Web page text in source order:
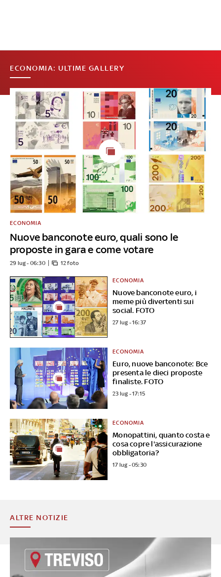
ECONOMIA: ULTIME GALLERY
Nuove banconote euro, quali sono le
proposte in gara e come votare
ECONOMIA
29 lug - 06:30 12 foto
Nuove banconote euro, i
meme più divertenti sui
social. FOTO
ECONOMIA
27 lug - 16:37
Euro, nuove banconote: Bce
presenta le dieci proposte
finaliste. FOTO
ECONOMIA
23 lug - 17:15
Monopattini, quanto costa e
cosa copre l'assicurazione
obbligatoria?
ECONOMIA
17 lug - 05:30
ALTRE NOTIZIE